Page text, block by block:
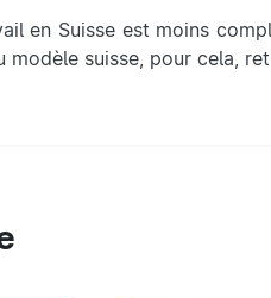
en Suisse est moins
suisse, pour cela,